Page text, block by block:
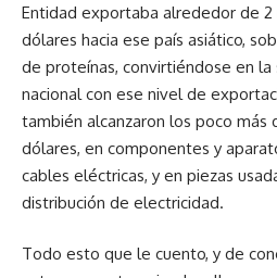
Entidad exportaba alrededor de
dólares hacia ese país asiático,
de proteínas, convirtiéndose en
nacional con ese nivel de
también alcanzaron los poco más
dólares, en componentes y
cables eléctricas, y en piezas
distribución de electricidad.
Todo esto que le cuento, y de